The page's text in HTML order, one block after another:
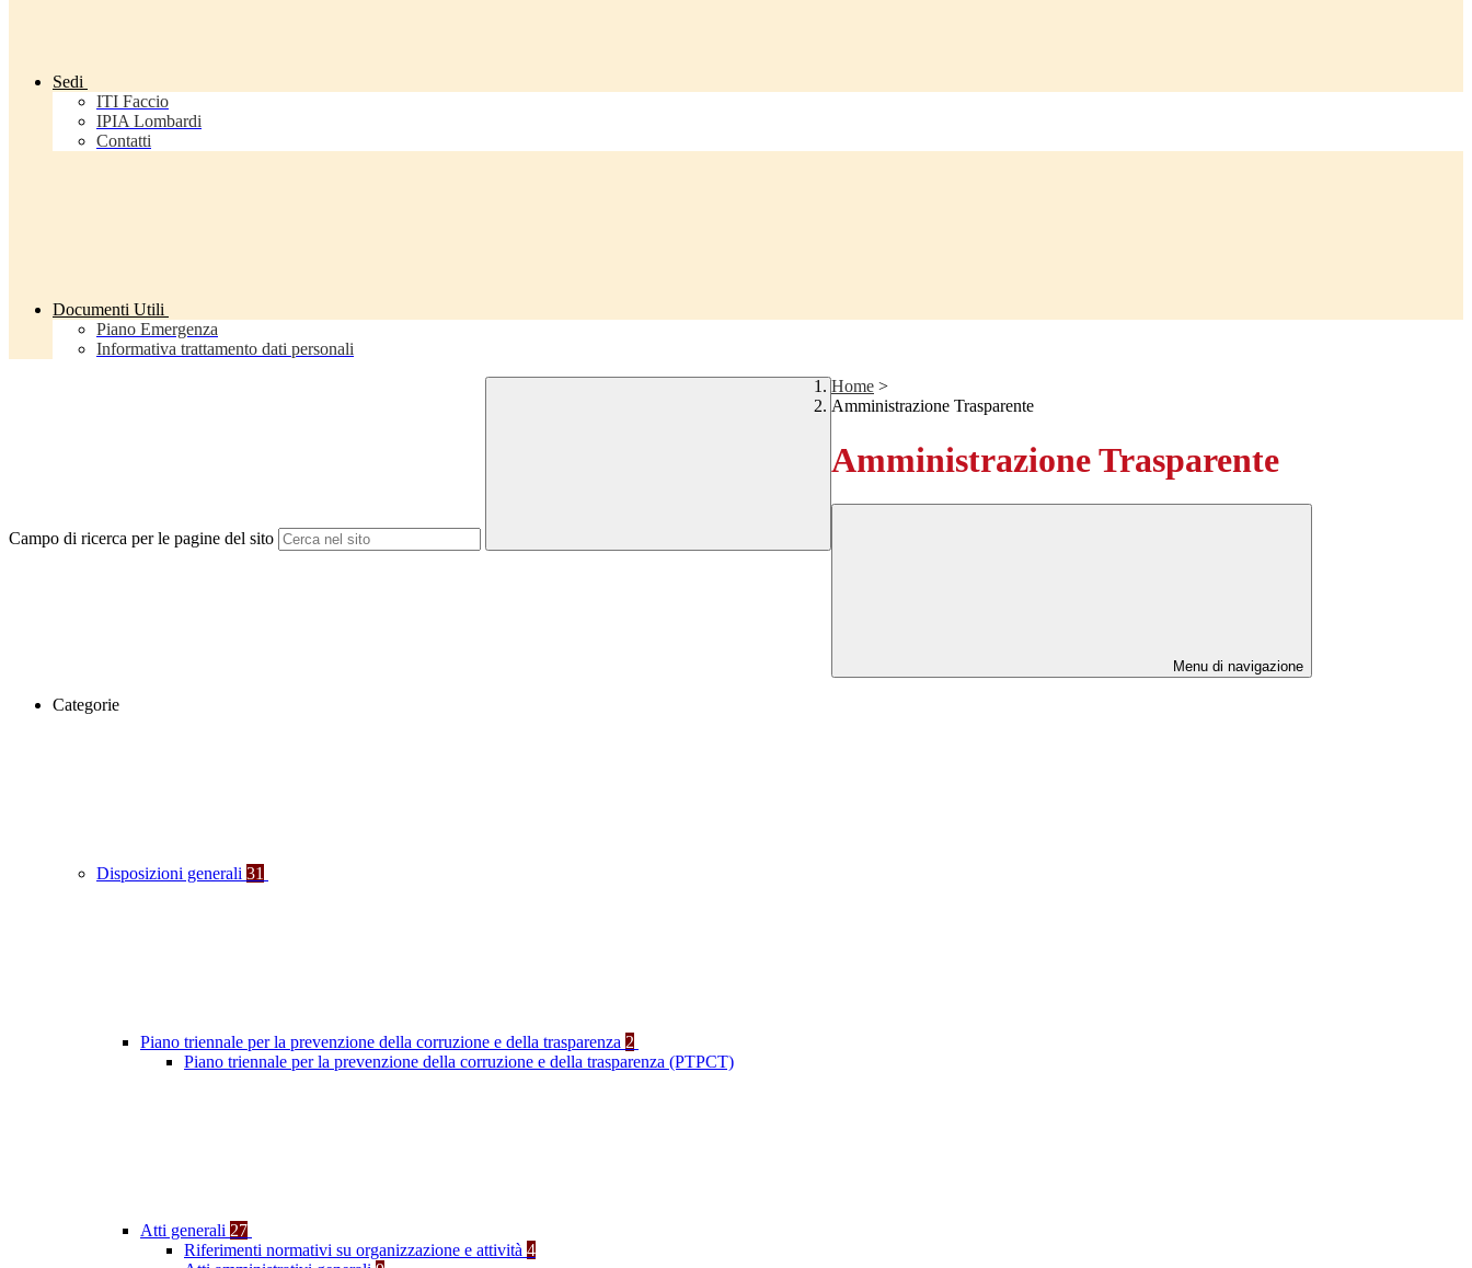
Sedi
ITI Faccio
IPIA Lombardi
Contatti
Documenti Utili
Piano Emergenza
Informativa trattamento dati personali
Campo di ricerca per le pagine del sito
Home >
Amministrazione Trasparente
Amministrazione Trasparente
Menu di navigazione
Categorie
Disposizioni generali 31
Piano triennale per la prevenzione della corruzione e della trasparenza 2
Piano triennale per la prevenzione della corruzione e della trasparenza (PTPCT)
Atti generali 27
Riferimenti normativi su organizzazione e attività 4